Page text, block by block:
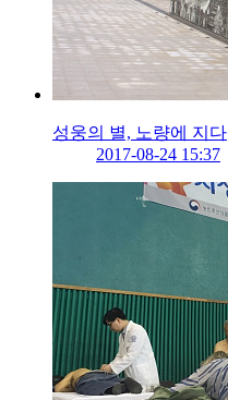
성웅의 별, 노량에 지다
2017-08-24 15:37